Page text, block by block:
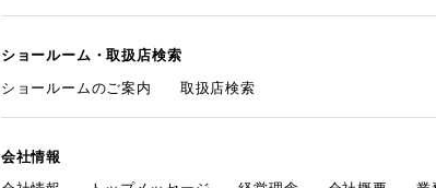
ショールーム・取扱店検索
ショールームのご案内
取扱店検索
会社情報